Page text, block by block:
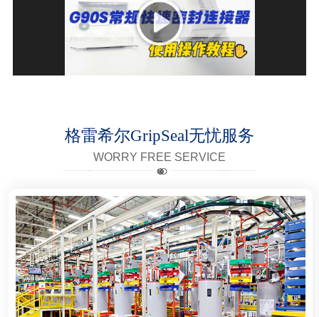
格雷希尔GripSeal无忧服务
WORRY FREE SERVICE